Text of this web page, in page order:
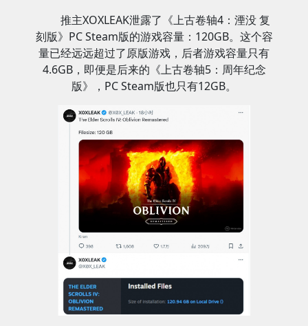
推主XOXLEAK泄露了《上古卷轴4：湮没 复
刻版》PC Steam版的游戏容量：120GB。这个容
量已经远远超过了原版游戏，后者游戏容量只有
4.6GB，即便是后来的《上古卷轴5：周年纪念
版》，PC Steam版也只有12GB。